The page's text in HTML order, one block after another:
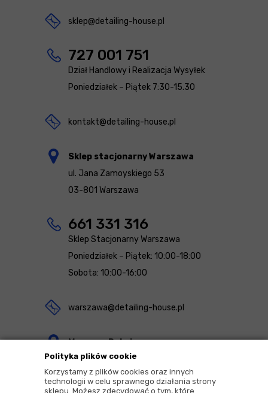
Polityka plików cookie
Korzystamy z plików cookies oraz innych
technologii w celu sprawnego działania strony
sklepu. Możesz zdecydować o tym, które
sklep@detailing-house.pl
727 001 751
Dział Handlowy i Realizacja Wysyłek
Poniedziałek – Piątek 7:30-15.30
kontakt@detailing-house.pl
Sklep stacjonarny Warszawa
ul. Jana Zamoyskiego 53
03-801 Warszawa
661 331 316
Sklep Stacjonarny Warszawa
Poniedziałek – Piątek: 10:00-18:00
Sobota: 10:00-16:00
warszawa@detailing-house.pl
Magazyn Rekcin
Nomos Sp. z o.o. sp.k.
ul. Agrestowa 1